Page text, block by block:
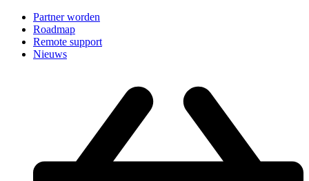
Partner worden
Roadmap
Remote support
Nieuws